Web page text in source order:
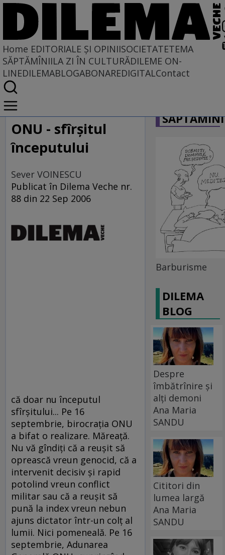
Home EDITORIALE ȘI OPINIISOCIETATETEMA
SĂPTĂMÎNIILA ZI ÎN CULTURĂDILEME ON-
LINEDILEMABLOGABONAREDIGITALContact
Home
EDITORIALE ȘI OPINII
PE CE LUME TRĂIM
ONU - sfîrşitul
începutului
Sever VOINESCU
Publicat în Dilema Veche nr.
88 din 22 Sep 2006
că doar nu începutul
sfîrşitului... Pe 16
septembrie, birocraţia ONU
a bifat o realizare. Măreaţă.
Nu vă gîndiţi că a reuşit să
oprească vreun genocid, că a
intervenit decisiv şi rapid
potolind vreun conflict
militar sau că a reuşit să
pună la index vreun nebun
ajuns dictator într-un colţ al
lumii. Nici pomeneală. Pe 16
septembrie, Adunarea
Barburisme
DILEMA
BLOG
Despre
îmbătrînire și
alți demoni
Ana Maria
SANDU
Cititori din
lumea largă
Ana Maria
SANDU